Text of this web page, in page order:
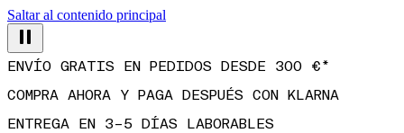
Saltar al contenido principal
COMPRA AHORA Y PAGA DESPUÉS CON KLARNA
ENTREGA EN 3–5 DÍAS LABORABLES
FRONT RUNNER SE UNE A DOMETIC